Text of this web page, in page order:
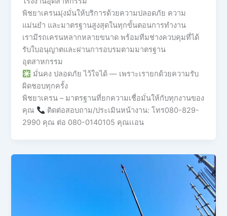
พิชยาเครนมุ่งมั่นให้บริการด้วยความปลอดภัย ความ
แม่นยำ และมาตรฐานสูงสุดในทุกขั้นตอนการทำงาน
เรามีรถเครนหลากหลายขนาด พร้อมทีมช่างควบคุมที่ได้
รับใบอนุญาตและผ่านการอบรมตามมาตรฐาน
อุตสาหกรรม
มั่นคง ปลอดภัย ไว้ใจได้ — เพราะเรายกด้วยความรับ
ผิดชอบทุกครั้ง
พิชยาเครน – มาตรฐานที่ยกความเชื่อมั่นให้กับทุกงานของ
คุณ
ติดต่อสอบถาม/ประเมินหน้างาน: โทร080-829-
2990 คุณ ต่อ 080-0140105 คุณเเอน